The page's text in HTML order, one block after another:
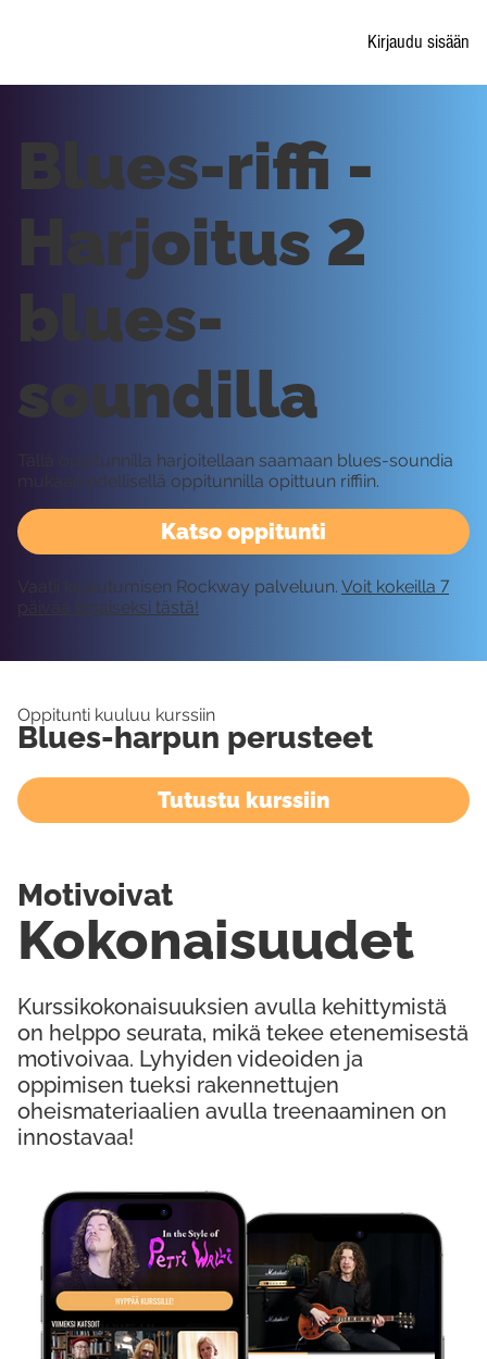
Kirjaudu sisään
Kokeile Ilmaiseksi
Katso oppitunti
Blues-riffi -
Harjoitus 2
blues-
soundilla
Tällä oppitunnilla harjoitellaan saamaan blues-soundia
mukaan edellisellä oppitunnilla opittuun riffiin.
Vaatii kirjautumisen Rockway palveluun. Voit kokeilla 7
päivää ilmaiseksi tästä!
Oppitunti kuuluu kurssiin
Blues-harpun perusteet
Tutustu kurssiin
Kurssikokonaisuuksien avulla kehittymistä
on helppo seurata, mikä tekee etenemisestä
motivoivaa. Lyhyiden videoiden ja
oppimisen tueksi rakennettujen
oheismateriaalien avulla treenaaminen on
innostavaa!
Kokonaisuudet
Motivoivat